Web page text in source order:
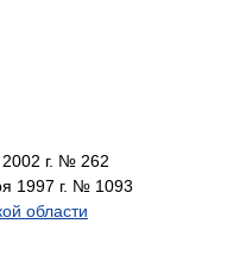
г. № 262
1997 г. № 1093
области